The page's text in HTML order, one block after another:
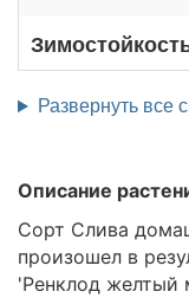
Развернуть все
Описание
Сорт Слива
произошел в
'Ренклод желтый